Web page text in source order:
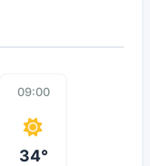
09:00
34°